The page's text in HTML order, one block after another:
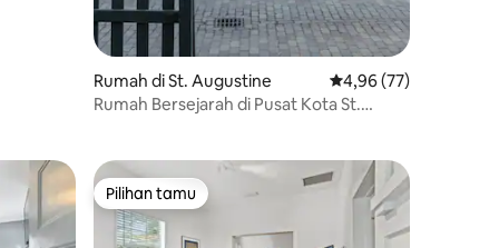
Rumah di St. Augustine Nilai rata-rata 4,96
4,96 (77)
Rumah Bersejarah di Pusat Kota St.
Pilihan tamu
Pilihan tamu